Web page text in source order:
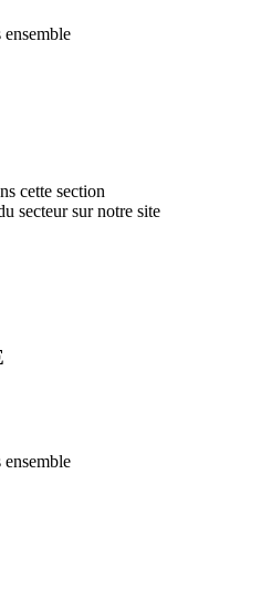
ensemble
cette section
secteur sur notre site
ensemble